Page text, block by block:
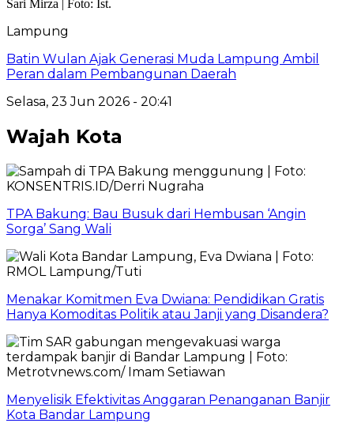
Lampung
Batin Wulan Ajak Generasi Muda Lampung Ambil
Peran dalam Pembangunan Daerah
Selasa, 23 Jun 2026 - 20:41
Wajah Kota
TPA Bakung: Bau Busuk dari Hembusan ‘Angin
Sorga’ Sang Wali
Menakar Komitmen Eva Dwiana: Pendidikan Gratis
Hanya Komoditas Politik atau Janji yang Disandera?
Menyelisik Efektivitas Anggaran Penanganan Banjir
Kota Bandar Lampung